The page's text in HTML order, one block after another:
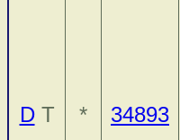
DT * 34893